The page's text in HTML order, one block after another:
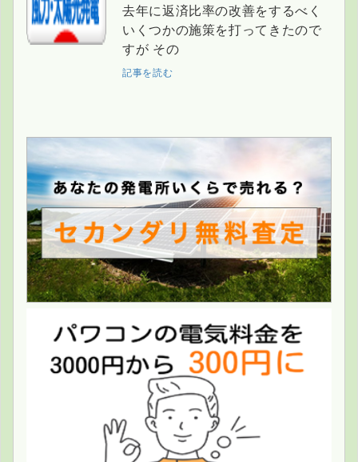
去年に返済比率の改善をするべく
いくつかの施策を打ってきたので
すが その
記事を読む